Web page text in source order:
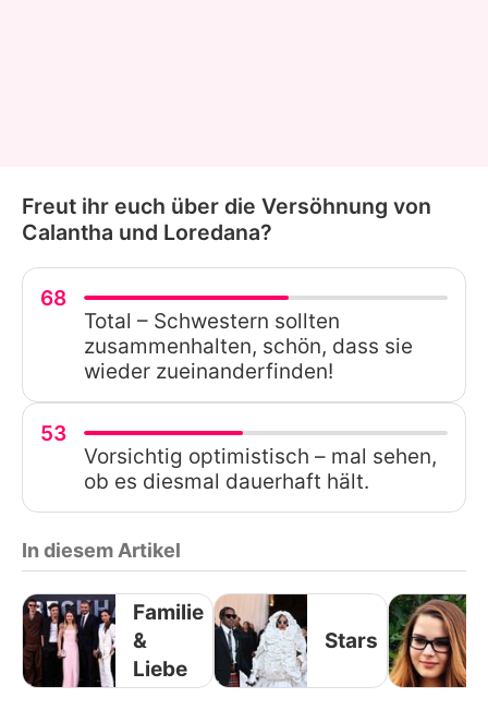
Freut ihr euch über die Versöhnung von
Calantha und Loredana?
68
Total – Schwestern sollten
zusammenhalten, schön, dass sie
wieder zueinanderfinden!
53
Vorsichtig optimistisch – mal sehen,
ob es diesmal dauerhaft hält.
In diesem Artikel
Familie
&
Liebe
Stars